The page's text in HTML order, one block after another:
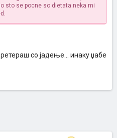
sto se pocne so dietata.neka mi
со јадење... инаку џабе